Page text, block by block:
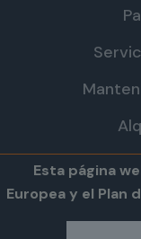
Esta página
Europea y el Plan